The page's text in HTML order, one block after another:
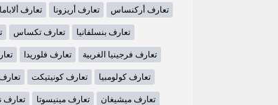
تعارف أركنساس تعارف أريزونا تعارف ألاباما
تعارف بنسلفانيا تعارف تكساس
تعارف فرجينيا الغربية تعارف فلوريدا
تعارف كولومبيا تعارف كونيتيكت تعارف
تعارف ميشيغان تعارف مينيسوتا تعارف